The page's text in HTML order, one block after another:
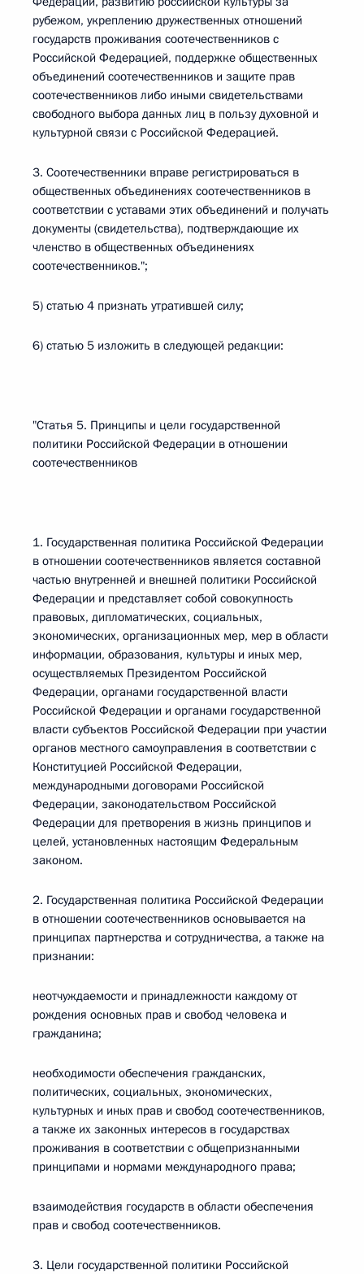
рубежом, укреплению дружественных отношений
государств проживания соотечественников с
Российской Федерацией, поддержке общественных
объединений соотечественников и защите прав
соотечественников либо иными свидетельствами
свободного выбора данных лиц в пользу духовной и
культурной связи с Российской Федерацией.
3. Соотечественники вправе регистрироваться в
общественных объединениях соотечественников в
соответствии с уставами этих объединений и получать
документы (свидетельства), подтверждающие их
членство в общественных объединениях
соотечественников.";
5) статью 4 признать утратившей силу;
6) статью 5 изложить в следующей редакции:
"Статья 5. Принципы и цели государственной
политики Российской Федерации в отношении
соотечественников
1. Государственная политика Российской Федерации
в отношении соотечественников является составной
частью внутренней и внешней политики Российской
Федерации и представляет собой совокупность
правовых, дипломатических, социальных,
экономических, организационных мер, мер в области
информации, образования, культуры и иных мер,
осуществляемых Президентом Российской
Федерации, органами государственной власти
Российской Федерации и органами государственной
власти субъектов Российской Федерации при участии
органов местного самоуправления в соответствии с
Конституцией Российской Федерации,
международными договорами Российской
Федерации, законодательством Российской
Федерации для претворения в жизнь принципов и
целей, установленных настоящим Федеральным
законом.
2. Государственная политика Российской Федерации
в отношении соотечественников основывается на
принципах партнерства и сотрудничества, а также на
признании:
неотчуждаемости и принадлежности каждому от
рождения основных прав и свобод человека и
гражданина;
необходимости обеспечения гражданских,
политических, социальных, экономических,
культурных и иных прав и свобод соотечественников,
а также их законных интересов в государствах
проживания в соответствии с общепризнанными
принципами и нормами международного права;
взаимодействия государств в области обеспечения
прав и свобод соотечественников.
3. Цели государственной политики Российской